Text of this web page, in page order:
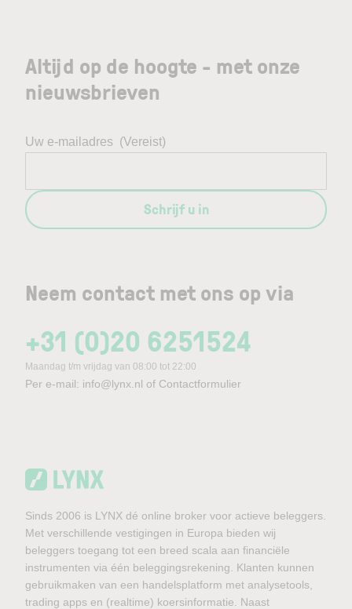
Neem contact met ons op via
+31 (0)20 6251524
Maandag t/m vrijdag van 08:00 tot 22:00
Per e-mail: info@lynx.nl of Contactformulier
Altijd op de hoogte - met onze
nieuwsbrieven
Uw e-mailadres (Vereist)
Schrijf u in
Sinds 2006 is LYNX dé online broker voor actieve beleggers.
Met verschillende vestigingen in Europa bieden wij
beleggers toegang tot een breed scala aan financiële
instrumenten via één beleggingsrekening. Klanten kunnen
gebruikmaken van een handelsplatform met analysetools,
trading apps en (realtime) koersinformatie. Naast